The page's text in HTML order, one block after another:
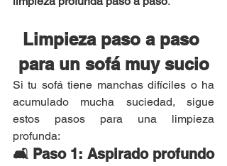
Limpieza paso a paso
para un sofá muy sucio
Si tu sofá tiene manchas difíciles o ha
acumulado mucha suciedad, sigue
estos pasos para una limpieza
profunda:
🛋 Paso 1: Aspirado profundo